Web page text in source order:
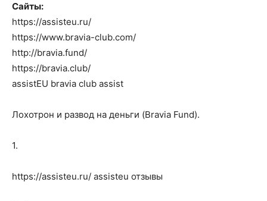
Сайты:
https://assisteu.ru/
https://www.bravia-club.com/
http://bravia.fund/
https://bravia.club/
assistEU bravia club assist
Лохотрон и развод на деньги (Bravia Fund).
1.
https://assisteu.ru/ assisteu отзывы